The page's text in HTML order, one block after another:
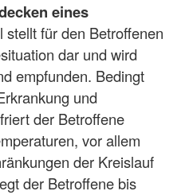
eines
stellt für den Betroffenen
dar und wird
empfunden. Bedingt
und
der Betroffene
vor allem
der Kreislauf
der Betroffene bis